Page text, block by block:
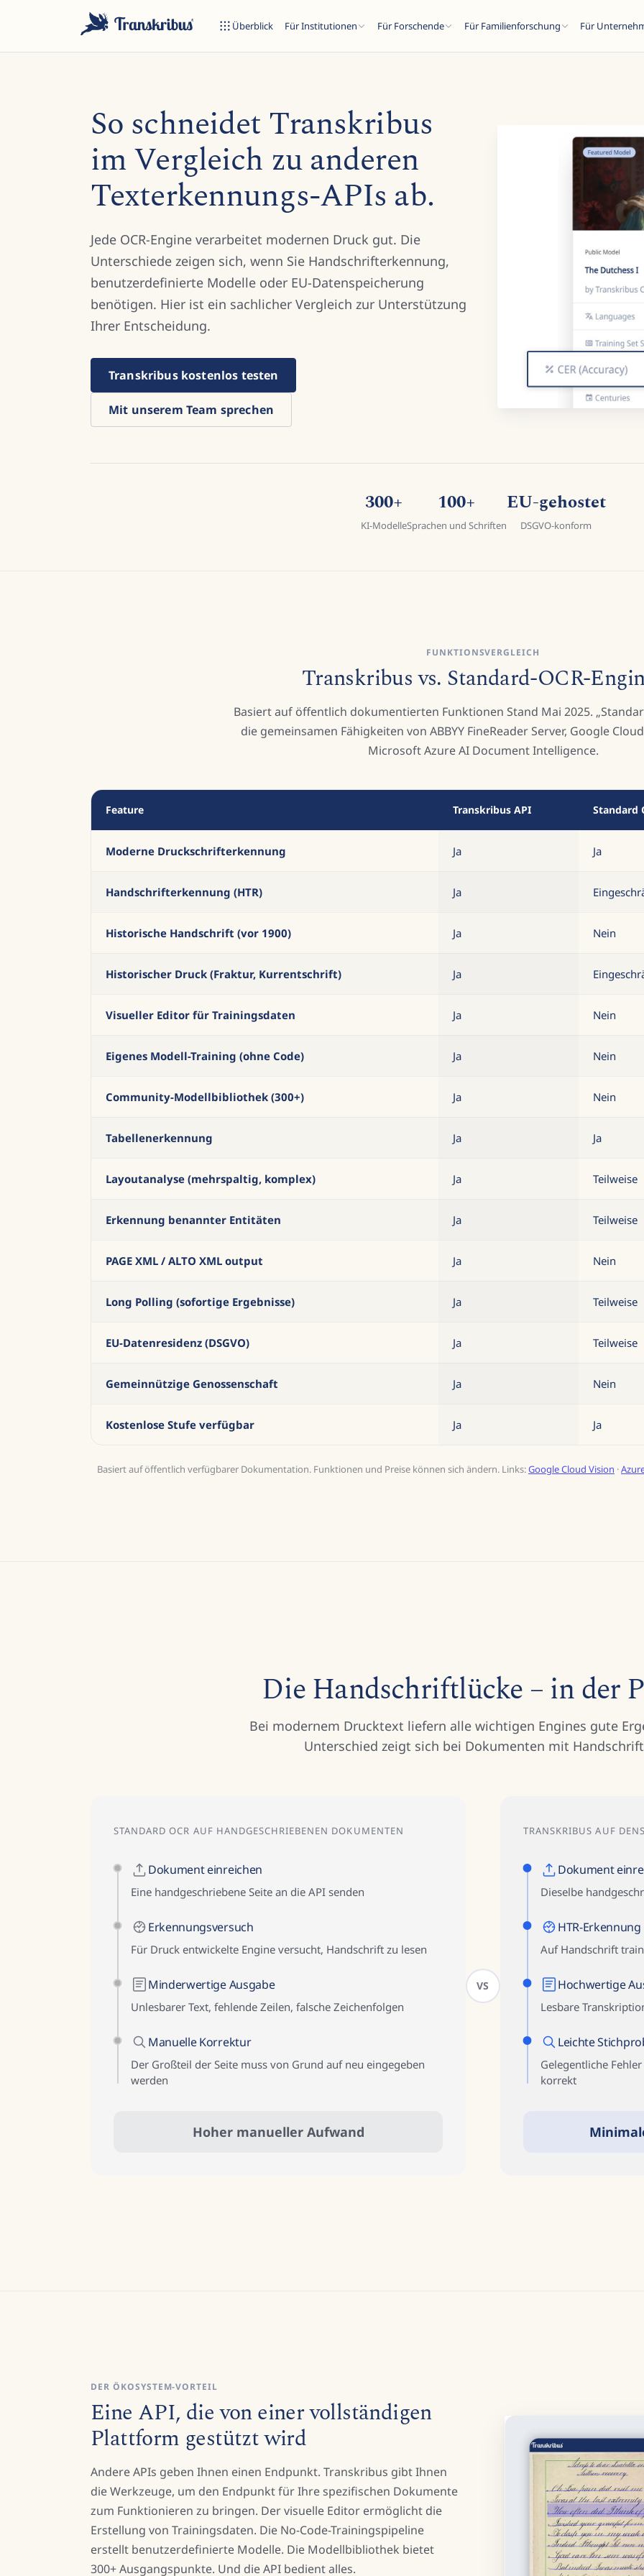
Überblick Für Institutionen Für Forschende Für Familienforschung Für
ESC
So schneidet Transkribus
im Vergleich zu anderen
Texterkennungs-APIs ab.
Jede OCR-Engine verarbeitet modernen Druck gut. Die
Unterschiede zeigen sich, wenn Sie Handschrifterkennung,
benutzerdefinierte Modelle oder EU-Datenspeicherung
benötigen. Hier ist ein sachlicher Vergleich zur Unterstützung
Ihrer Entscheidung.
Transkribus kostenlos testen
Mit unserem Team sprechen
300+
KI-Modelle
100+
Sprachen und Schriften
EU-gehostet
DSGVO-konform
FUNKTIONSVERGLEICH
Transkribus vs. Standard-OCR-
Basiert auf öffentlich dokumentierten Funktionen Stand Mai 2025.
die gemeinsamen Fähigkeiten von ABBYY FineReader Server, Google
Microsoft Azure AI Document Intelligence.
Feature Transkribus API Standard
Moderne Druckschrifterkennung Ja Ja
Handschrifterkennung (HTR) Ja
Historische Handschrift (vor 1900) Ja Nein
Historischer Druck (Fraktur, Kurrentschrift) Ja
Visueller Editor für Trainingsdaten Ja Nein
Eigenes Modell-Training (ohne Code) Ja Nein
Community-Modellbibliothek (300+) Ja Nein
Tabellenerkennung Ja Ja
Layoutanalyse (mehrspaltig, komplex) Ja Teilweise
Erkennung benannter Entitäten Ja Teilweise
PAGE XML / ALTO XML output Ja Nein
Long Polling (sofortige Ergebnisse) Ja Teilweise
EU-Datenresidenz (DSGVO) Ja Teilweise
Gemeinnützige Genossenschaft Ja Nein
Kostenlose Stufe verfügbar Ja Ja
Basiert auf öffentlich verfügbarer Dokumentation. Funktionen und Preise können sich ändern. Links:Google Cloud Vision ·
Die Handschriftlücke – in der
Bei modernem Drucktext liefern alle wichtigen Engines gute
Unterschied zeigt sich bei Dokumenten mit
STANDARD OCR AUF HANDGESCHRIEBENEN DOKUMENTEN
Dokument einreichen
Eine handgeschriebene Seite an die API senden
Erkennungsversuch
Für Druck entwickelte Engine versucht, Handschrift zu lesen
Minderwertige Ausgabe
Unlesbarer Text, fehlende Zeilen, falsche Zeichenfolgen
Manuelle Korrektur
Der Großteil der Seite muss von Grund auf neu eingegeben
werden
Hoher manueller Aufwand
VS
TRANSKRIBUS AUF
Dokument
Dieselbe
HTR-Erkennung
Auf Handschrift
Hochwertige
Lesbare
Leichte
Gelegentliche
korrekt
DER ÖKOSYSTEM-VORTEIL
Eine API, die von einer vollständigen
Plattform gestützt wird
Andere APIs geben Ihnen einen Endpunkt. Transkribus gibt Ihnen
die Werkzeuge, um den Endpunkt für Ihre spezifischen Dokumente
zum Funktionieren zu bringen. Der visuelle Editor ermöglicht die
Erstellung von Trainingsdaten. Die No-Code-Trainingspipeline
erstellt benutzerdefinierte Modelle. Die Modellbibliothek bietet
300+ Ausgangspunkte. Und die API bedient alles.